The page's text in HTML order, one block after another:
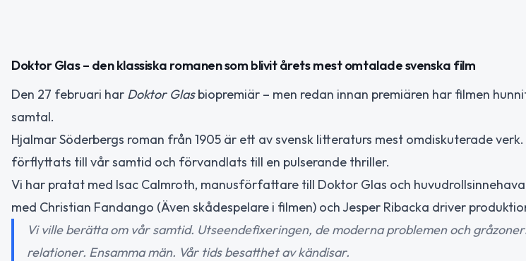
Doktor Glas – den klassiska romanen som blivit årets mest omtalade svenska film
Den 27 februari har Doktor Glasbiopremiär – men redan innan premiären har filmen
samtal.
Hjalmar Söderbergs roman från 1905 är ett av svensk litteraturs mest omdiskuterade
förflyttats till vår samtid och förvandlats till en pulserande thriller.
Vi har pratat med Isac Calmroth, manusförfattare till Doktor Glas och
med Christian Fandango (Även skådespelare i filmen) och Jesper Ribacka driver
Vi ville berätta om vår samtid. Utseendefixeringen, de moderna problemen och
relationer. Ensamma män. Vår tids besatthet av kändisar.